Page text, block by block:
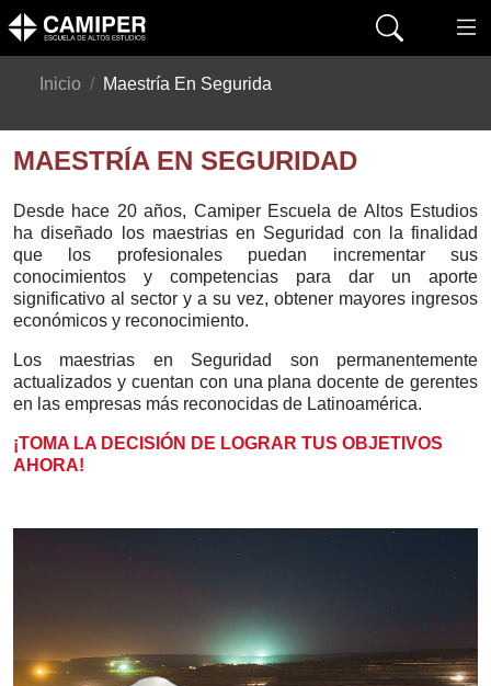
Inicio Maestría En Segurida
MAESTRÍA EN SEGURIDAD
Desde hace 20 años, Camiper Escuela de Altos Estudios
ha diseñado los maestrias en Seguridad con la finalidad
que los profesionales puedan incrementar sus
conocimientos y competencias para dar un aporte
significativo al sector y a su vez, obtener mayores ingresos
económicos y reconocimiento.
Los maestrias en Seguridad son permanentemente
actualizados y cuentan con una plana docente de gerentes
en las empresas más reconocidas de Latinoamérica.
¡TOMA LA DECISIÓN DE LOGRAR TUS OBJETIVOS
AHORA!